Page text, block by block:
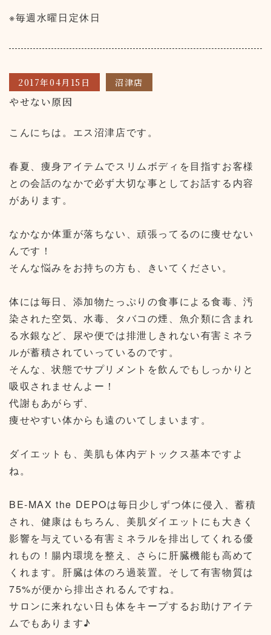
※毎週水曜日定休日
2017年04月15日 沼津店
やせない原因
こんにちは。エス沼津店です。
春夏、痩身アイテムでスリムボディを目指すお客様
との会話のなかで必ず大切な事としてお話する内容
があります。
なかなか体重が落ちない、頑張ってるのに痩せない
んです！
そんな悩みをお持ちの方も、きいてください。
体には毎日、添加物たっぷりの食事による食毒、汚
染された空気、水毒、タバコの煙、魚介類に含まれ
る水銀など、尿や便では排泄しきれない有害ミネラ
ルが蓄積されていっているのです。
そんな、状態でサプリメントを飲んでもしっかりと
吸収されませんよー！
代謝もあがらず、
痩せやすい体からも遠のいてしまいます。
ダイエットも、美肌も体内デトックス基本ですよ
ね。
BE-MAX the DEPOは毎日少しずつ体に侵入、蓄積
され、健康はもちろん、美肌ダイエットにも大きく
影響を与えている有害ミネラルを排出してくれる優
れもの！腸内環境を整え、さらに肝臓機能も高めて
くれます。肝臓は体のろ過装置。そして有害物質は
75%が便から排出されるんですね。
サロンに来れない日も体をキープするお助けアイテ
ムでもあります♪